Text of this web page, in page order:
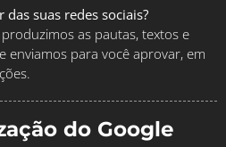
suas redes sociais?
as pautas, textos e
enviamos para você aprovar, em
do Google